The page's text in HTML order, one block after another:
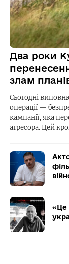
Два роки
злам
Сьогодні
операції —
кампанії, яка
агресора. Цей
«Це